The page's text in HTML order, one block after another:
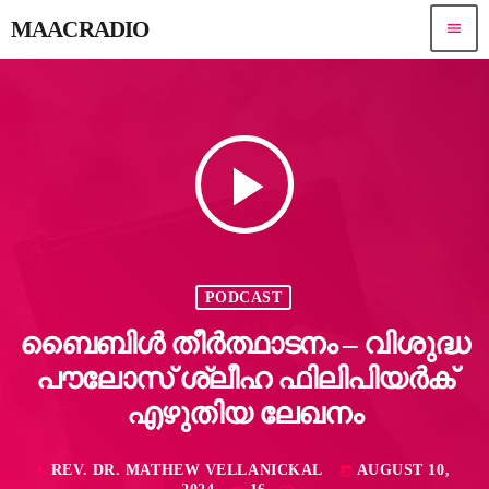
MAACRADIO menu
play_arrow
PODCAST
ബൈബിൾ തീർത്ഥാടനം – വിശുദ്ധ
പൗലോസ് ശ്ലീഹ ഫിലിപിയർക്
എഴുതിയ ലേഖനം
mic REV. DR. MATHEW VELLANICKAL today AUGUST 10,